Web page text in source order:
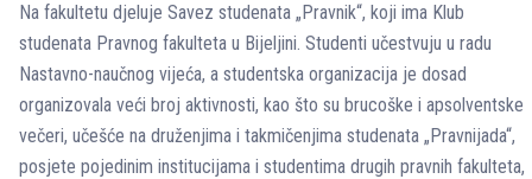
Na fakultetu djeluje Savez studenata „Pravnik“, koji ima Klub
studenata Pravnog fakulteta u Bijeljini. Studenti učestvuju u radu
Nastavno-naučnog vijeća, a studentska organizacija je dosad
organizovala veći broj aktivnosti, kao što su brucoške i apsolventske
večeri, učešće na druženjima i takmičenjima studenata „Pravnijada“,
posjete pojedinim institucijama i studentima drugih pravnih fakulteta,